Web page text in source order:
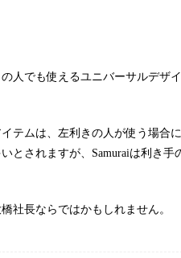
人でも使えるユニバーサルデザ
テムは、左利きの人が使う場合
とされますが、Samuraiは利き手
社長ならではかもしれません。